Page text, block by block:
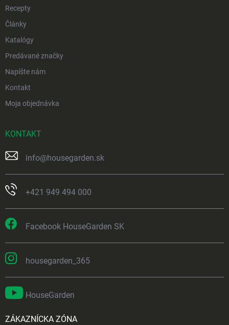
Recepty
Články
Katalógy
Predávané značky
Napíšte nám
Kontakt
Moja objednávka
KONTAKT
info@housegarden.sk
+421 949 494 000
Facebook HouseGarden SK
housegarden_365
HouseGarden
ZÁKAZNÍCKA ZÓNA